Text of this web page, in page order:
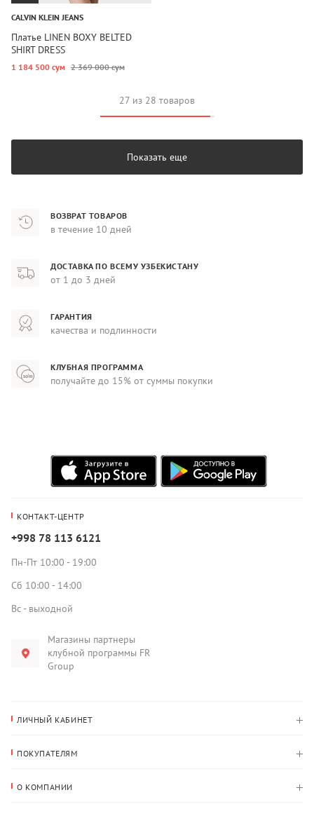
CALVIN KLEIN JEANS
Платье LINEN BOXY BELTED
SHIRT DRESS
1 184 500 сум 2 369 000 сум
27 из 28 товаров
Показать еще
ВОЗВРАТ ТОВАРОВ
в течение 10 дней
ДОСТАВКА ПО ВСЕМУ УЗБЕКИСТАНУ
от 1 до 3 дней
ГАРАНТИЯ
качества и подлинности
КЛУБНАЯ ПРОГРАММА
получайте до 15% от суммы покупки
КОНТАКТ-ЦЕНТР
+998 78 113 6121
Пн-Пт 10:00 - 19:00
Сб 10:00 - 14:00
Вс - выходной
Магазины партнеры
клубной программы FR
Group
ЛИЧНЫЙ КАБИНЕТ
Адрес для доставки
ПОКУПАТЕЛЯМ
О КОМПАНИИ